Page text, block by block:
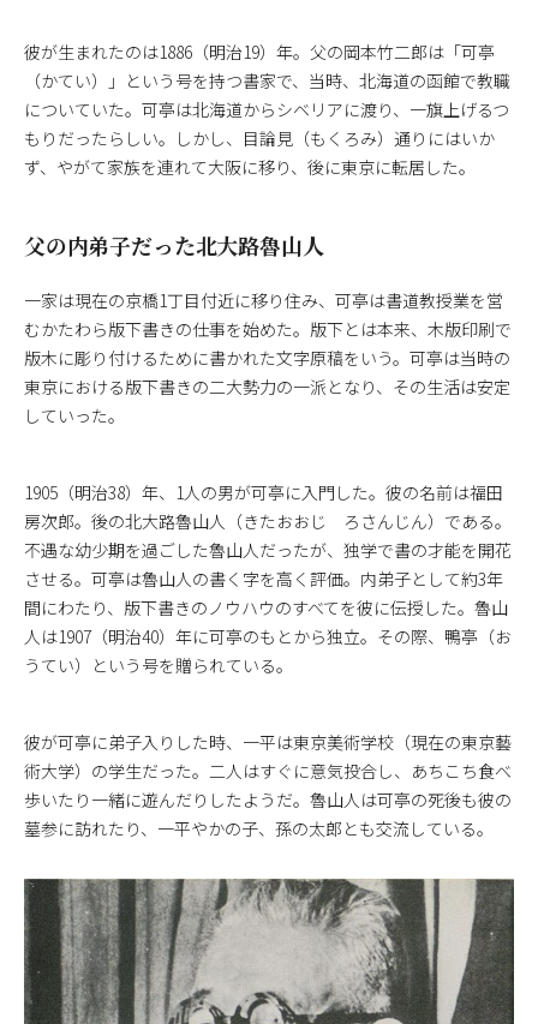
彼が生まれたのは1886（明治19）年。父の岡本竹二郎は「可亭
（かてい）」という号を持つ書家で、当時、北海道の函館で教職
についていた。可亭は北海道からシベリアに渡り、一旗上げるつ
もりだったらしい。しかし、目論見（もくろみ）通りにはいか
ず、やがて家族を連れて大阪に移り、後に東京に転居した。
父の内弟子だった北大路魯山人
一家は現在の京橋1丁目付近に移り住み、可亭は書道教授業を営
むかたわら版下書きの仕事を始めた。版下とは本来、木版印刷で
版木に彫り付けるために書かれた文字原稿をいう。可亭は当時の
東京における版下書きの二大勢力の一派となり、その生活は安定
していった。
1905（明治38）年、1人の男が可亭に入門した。彼の名前は福田
房次郎。後の北大路魯山人（きたおおじ ろさんじん）である。
不遇な幼少期を過ごした魯山人だったが、独学で書の才能を開花
させる。可亭は魯山人の書く字を高く評価。内弟子として約3年
間にわたり、版下書きのノウハウのすべてを彼に伝授した。魯山
人は1907（明治40）年に可亭のもとから独立。その際、鴨亭（お
うてい）という号を贈られている。
彼が可亭に弟子入りした時、一平は東京美術学校（現在の東京藝
術大学）の学生だった。二人はすぐに意気投合し、あちこち食べ
歩いたり一緒に遊んだりしたようだ。魯山人は可亭の死後も彼の
墓参に訪れたり、一平やかの子、孫の太郎とも交流している。